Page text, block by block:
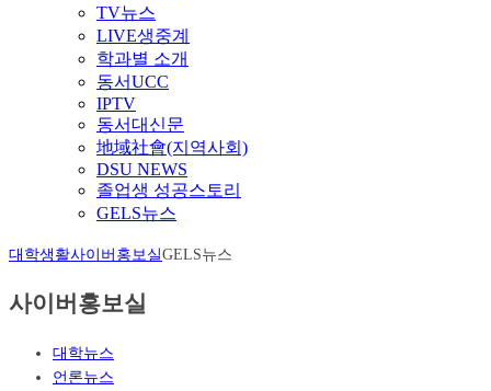
TV뉴스
LIVE생중계
학과별 소개
동서UCC
IPTV
동서대신문
地域社會(지역사회)
DSU NEWS
졸업생 성공스토리
GELS뉴스
대학생활사이버홍보실GELS뉴스
사이버홍보실
대학뉴스
언론뉴스